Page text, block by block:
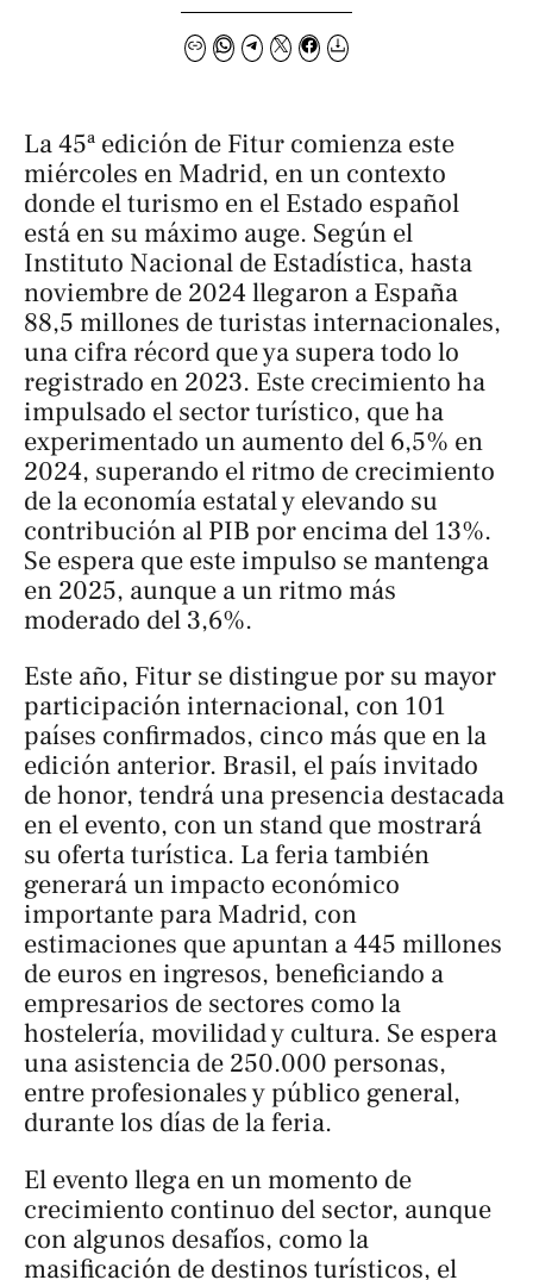
La 45ª edición de Fitur comienza este
miércoles en Madrid, en un contexto
donde el turismo en el Estado español
está en su máximo auge. Según el
Instituto Nacional de Estadística, hasta
noviembre de 2024 llegaron a España
88,5 millones de turistas internacionales,
una cifra récord que ya supera todo lo
registrado en 2023. Este crecimiento ha
impulsado el sector turístico, que ha
experimentado un aumento del 6,5% en
2024, superando el ritmo de crecimiento
de la economía estatal y elevando su
contribución al PIB por encima del 13%.
Se espera que este impulso se mantenga
en 2025, aunque a un ritmo más
moderado del 3,6%.
Este año, Fitur se distingue por su mayor
participación internacional, con 101
países confirmados, cinco más que en la
edición anterior. Brasil, el país invitado
de honor, tendrá una presencia destacada
en el evento, con un stand que mostrará
su oferta turística. La feria también
generará un impacto económico
importante para Madrid, con
estimaciones que apuntan a 445 millones
de euros en ingresos, beneficiando a
empresarios de sectores como la
hostelería, movilidad y cultura. Se espera
una asistencia de 250.000 personas,
entre profesionales y público general,
durante los días de la feria.
El evento llega en un momento de
crecimiento continuo del sector, aunque
con algunos desafíos, como la
masificación de destinos turísticos, el